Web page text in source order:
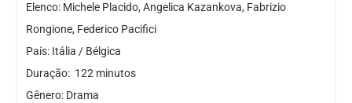
Elenco: Michele Placido, Angelica Kazankova, Fabrizio
Rongione, Federico Pacifici
País: Itália / Bélgica
Duração: 122 minutos
Gênero: Drama